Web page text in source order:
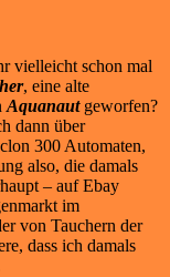
vielleicht schon mal
, eine alte
Aquanautgeworfen?
dann über
300 Automaten,
also, die damals
– auf Ebay
im
von Tauchern der
dass ich damals